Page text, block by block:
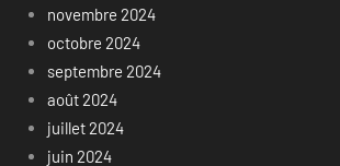
novembre 2024
octobre 2024
septembre 2024
août 2024
juillet 2024
juin 2024